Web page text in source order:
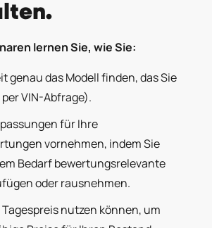
lernen Sie, wie Sie:
genau das Modell finden, das Sie
VIN-Abfrage).
für Ihre
vornehmen, indem Sie
Bedarf bewertungsrelevante
oder rausnehmen.
nutzen können, um